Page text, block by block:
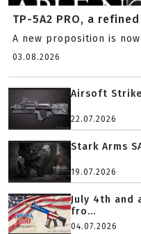
TP-5A2 PRO, a
A new proposition is
03.08.2026
Airsoft
22.07.2026
Stark Arms
19.07.2026
July 4th and
fro...
04.07.2026